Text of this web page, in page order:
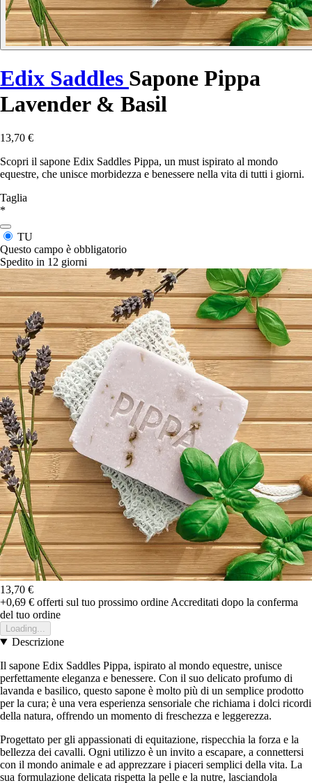
Edix Saddles Sapone Pippa
Lavender & Basil
13,70 €
Scopri il sapone Edix Saddles Pippa, un must ispirato al mondo
equestre, che unisce morbidezza e benessere nella vita di tutti i giorni.
Taglia
*
TU
Questo campo è obbligatorio
Spedito in 12 giorni
13,70 €
+0,69 € offerti sul tuo prossimo ordine Accreditati dopo la conferma
del tuo ordine
Loading...
Descrizione
Il sapone Edix Saddles Pippa, ispirato al mondo equestre, unisce
perfettamente eleganza e benessere. Con il suo delicato profumo di
lavanda e basilico, questo sapone è molto più di un semplice prodotto
per la cura; è una vera esperienza sensoriale che richiama i dolci ricordi
della natura, offrendo un momento di freschezza e leggerezza.
Progettato per gli appassionati di equitazione, rispecchia la forza e la
bellezza dei cavalli. Ogni utilizzo è un invito a escapare, a connettersi
con il mondo animale e ad apprezzare i piaceri semplici della vita. La
sua formulazione delicata rispetta la pelle e la nutre, lasciandola